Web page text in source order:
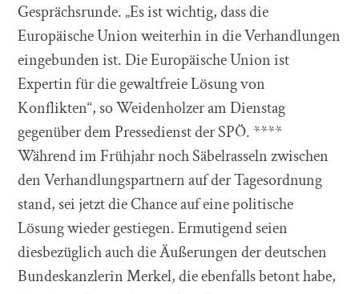
Gesprächsrunde. „Es ist wichtig, dass die
Europäische Union weiterhin in die Verhandlungen
eingebunden ist. Die Europäische Union ist
Expertin für die gewaltfreie Lösung von
Konflikten“, so Weidenholzer am Dienstag
gegenüber dem Pressedienst der SPÖ. ****
Während im Frühjahr noch Säbelrasseln zwischen
den Verhandlungspartnern auf der Tagesordnung
stand, sei jetzt die Chance auf eine politische
Lösung wieder gestiegen. Ermutigend seien
diesbezüglich auch die Äußerungen der deutschen
Bundeskanzlerin Merkel, die ebenfalls betont habe,